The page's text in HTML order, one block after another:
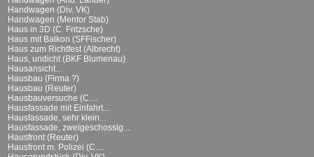
Handwagen (Div. VK)
Handwagen (Mentor Stab)
Haus in 3D (C. Fritzsche)
Haus mit Balkon (SFFischer)
Haus zum Richtfest (Albrecht)
Haus, undicht (BKF Blumenau)
Hausansicht...
Hausbau (Firma ?)
Hausbau (Reuter)
Hausbauversuche (C....
Hausfassade mit Einfahrt...
Hausfassade, sehr klein...
Hausfassade, zweigeschossig...
Hausfront (Reuter)
Hausfront m. Polizei (C....